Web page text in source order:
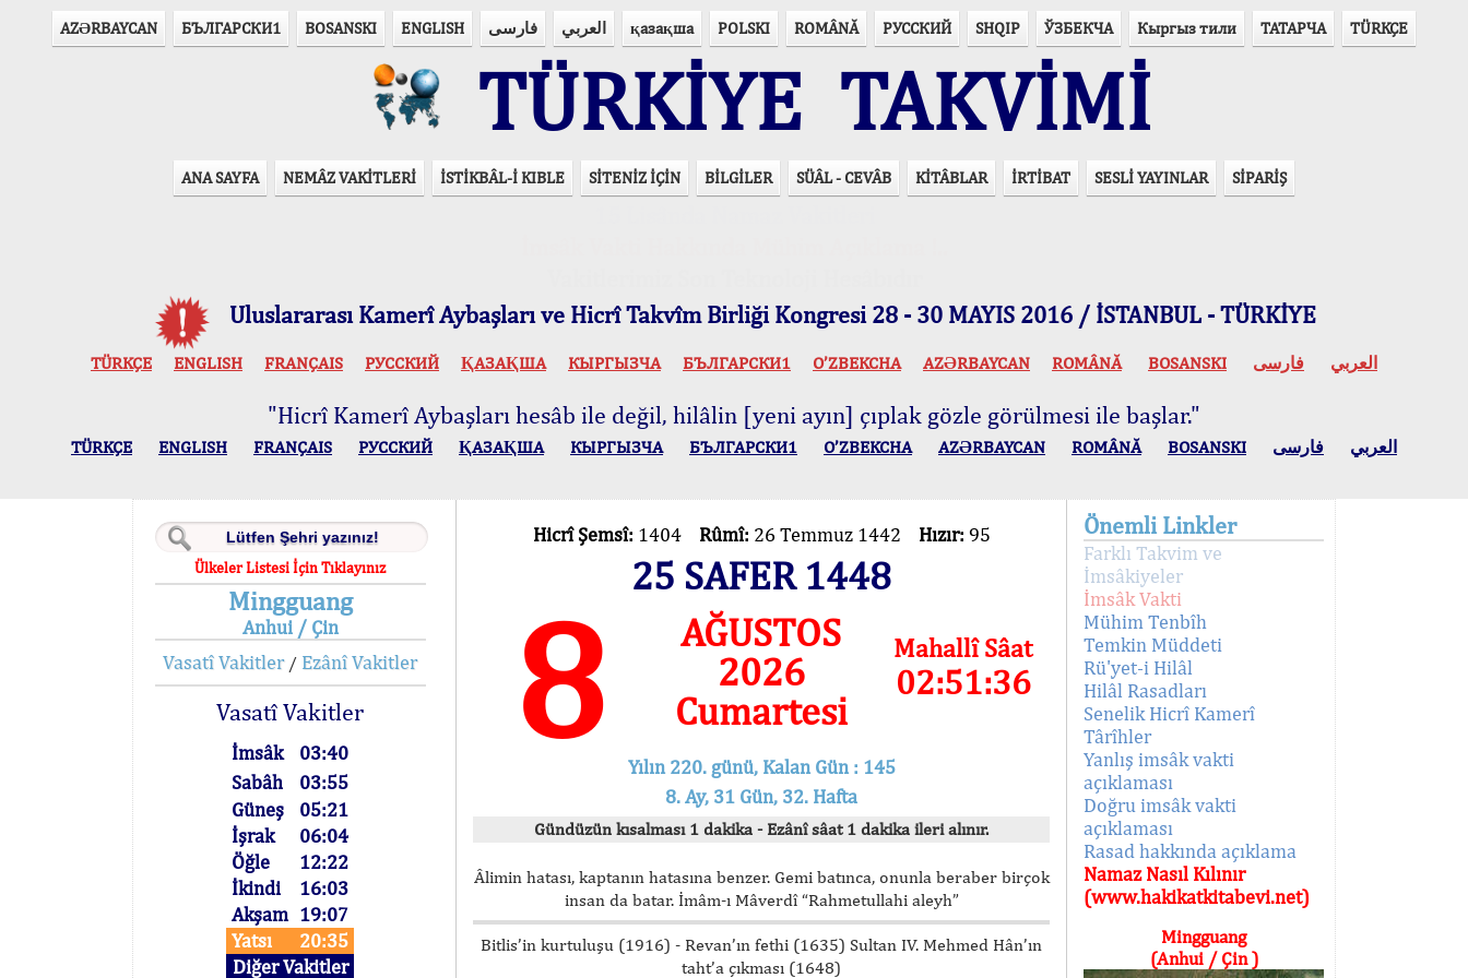
AZӘRBAYCAN БЪЛГАРСКИ1 BOSANSKI ENGLISH فارسی العربي қазақша POLSKI ROMÂNĂ РУССКИЙ SHQIP ЎЗБЕКЧА Кыргыз тили ТАТАРЧА TÜRKÇE
TÜRKİYE TAKVİMİ
ANA SAYFA NEMÂZ VAKİTLERİ İSTİKBÂL-İ KIBLE SİTENİZ İÇİN BİLGİLER SÜÂL - CEVÂB KİTÂBLAR İRTİBAT SESLİ YAYINLAR SİPARİŞ
Uluslararası Kamerî Aybaşları ve Hicrî Takvîm Birliği Kongresi 28 - 30 MAYIS 2016 / İSTANBUL - TÜRKİYE
TÜRKÇE ENGLISH FRANÇAIS РУССКИЙ ҚАЗАҚША КЫPГЫЗЧA БЪЛГАРСКИ1 O’ZBEKCHA AZӘRBAYCAN ROMÂNĂ BOSANSKI العربي فارسی
"Hicrî Kamerî Aybaşları hesâb ile değil, hilâlin [yeni ayın] çıplak gözle görülmesi ile başlar."
TÜRKÇE ENGLISH FRANÇAIS РУССКИЙ ҚАЗАҚША КЫPГЫЗЧA БЪЛГАРСКИ1 O’ZBEKCHA AZӘRBAYCAN ROMÂNĂ BOSANSKI العربي فارسی
Ülkeler Listesi İçin Tıklayınız
Mingguang
Anhui / Çin
Vasatî Vakitler/ Ezânî Vakitler
Vasatî Vakitler
İmsâk
03:40
Sabâh
03:55
Güneş
05:21
İşrak
06:04
Öğle
12:22
İkindi
16:03
Akşam 19:07
Yatsı
20:35
Diğer Vakitler
Hicrî Şemsî: 1404 Rûmî: 26 Temmuz 1442 Hızır: 95
25 SAFER 1448
8
AĞUSTOS
2026
Cumartesi
Mahallî Sâat
02:51:36
Yılın 220. günü, Kalan Gün : 145
8. Ay, 31 Gün, 32. Hafta
Gündüzün kısalması 1 dakika - Ezânî sâat 1 dakika ileri alınır.
Âlimin hatası, kaptanın hatasına benzer. Gemi batınca, onunla beraber birçok
insan da batar. İmâm-ı Mâverdî “Rahmetullahi aleyh”
Bitlis’in kurtuluşu (1916) - Revan’ın fethi (1635) Sultan IV. Mehmed Hân’ın
taht’a çıkması (1648)
Önemli Linkler
Farklı Takvim ve
İmsâkiyeler
İmsâk Vakti
Mühim Tenbîh
Temkin Müddeti
Rü'yet-i Hilâl
Hilâl Rasadları
Senelik Hicrî Kamerî
Târîhler
Yanlış imsâk vakti
açıklaması
Doğru imsâk vakti
açıklaması
Rasad hakkında açıklama
Namaz Nasıl Kılınır
(www.hakikatkitabevi.net)
Mingguang
(Anhui / Çin )